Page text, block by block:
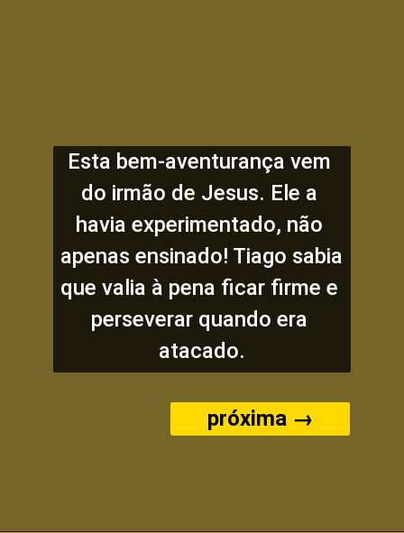
Esta bem-aventurança vem
do irmão de Jesus. Ele a
havia experimentado, não
apenas ensinado! Tiago sabia
que valia à pena ficar firme e
perseverar quando era
atacado.
próxima →